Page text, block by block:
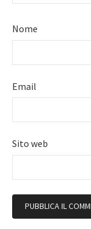
Nome
Email
Sito web